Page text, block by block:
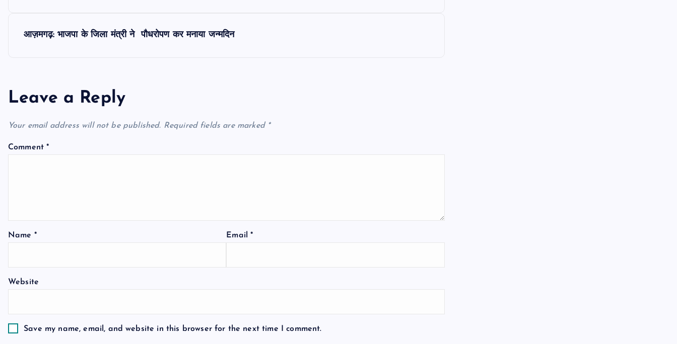
n
a
v
a
i
o
आज़मगढ़: भाजपा के जिला मंत्री ने पौधरोपण कर मनाया जन्मदिन
Leave a Reply
Your email address will not be published. Required fields are marked *
Comment*
Name * Email*
Website
Save my name, email, and website in this browser for the next time I comment.